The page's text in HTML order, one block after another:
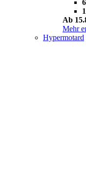
Ab
Mehr
Hypermotard